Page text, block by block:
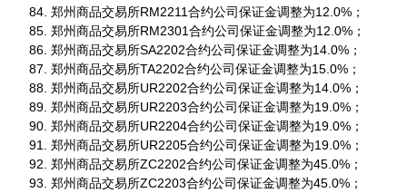
郑州商品交易所RM2211合约公司保证金调整为12.0%；
郑州商品交易所RM2301合约公司保证金调整为12.0%；
郑州商品交易所SA2202合约公司保证金调整为14.0%；
郑州商品交易所TA2202合约公司保证金调整为15.0%；
郑州商品交易所UR2202合约公司保证金调整为14.0%；
郑州商品交易所UR2203合约公司保证金调整为19.0%；
郑州商品交易所UR2204合约公司保证金调整为19.0%；
郑州商品交易所UR2205合约公司保证金调整为19.0%；
郑州商品交易所ZC2202合约公司保证金调整为45.0%；
郑州商品交易所ZC2203合约公司保证金调整为45.0%；